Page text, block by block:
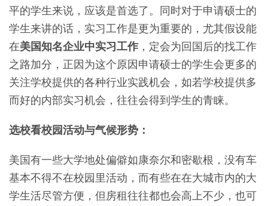
平的学生来说，应该是首选了。同时对于申请硕士的
学生来讲的话，实习工作是更为重要的，尤其假设能
在美国知名企业中实习工作 ，定会为回国后的找工作
之路加分，正因为这个原因申请硕士的学生会更多的
关注学校提供的各种行业实践机会，如若学校提供多
而好的内部实习机会，往往会得到学生的青睐。
选校看校园活动与气候形势：
美国有一些大学地处偏僻如康奈尔和密歇根，没有车
基本不得不在校园里活动，而有些在在大城市内的大
学生活尽管方便，但房租往往都也会高上不少，也可